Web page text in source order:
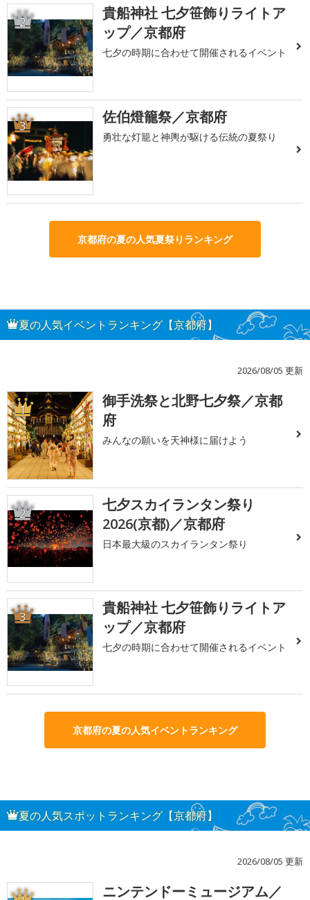
2
貴船神社 七夕笹飾りライトア
ップ／京都府
七夕の時期に合わせて開催されるイベント
3 佐伯燈籠祭／京都府
勇壮な灯籠と神輿が駆ける伝統の夏祭り
京都府の夏の人気夏祭りランキング
夏の人気イベントランキング【京都府】
2026/08/05 更新
1
御手洗祭と北野七夕祭／京都
府
みんなの願いを天神様に届けよう
2
七夕スカイランタン祭り
2026(京都)／京都府
日本最大級のスカイランタン祭り
3
貴船神社 七夕笹飾りライトア
ップ／京都府
七夕の時期に合わせて開催されるイベント
京都府の夏の人気イベントランキング
夏の人気スポットランキング【京都府】
2026/08/05 更新
ニンテンドーミュージアム／